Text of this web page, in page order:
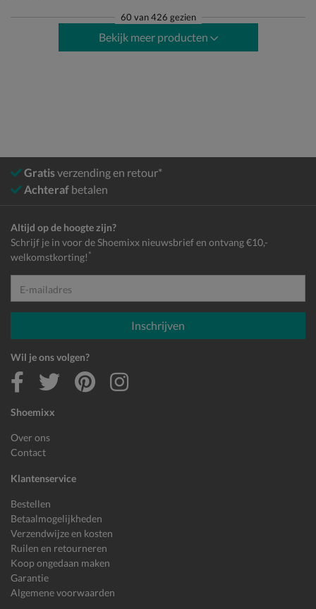
60 van426 gezien
Bekijk meer producten
Gratisverzending en retour*
Achteraf betalen
Shoemixx
Over ons
Contact
Klantenservice
Bestellen
Betaalmogelijkheden
Verzendwijze en kosten
Ruilen en retourneren
Koop ongedaan maken
Garantie
Algemene voorwaarden
Altijd op de hoogte zijn?
Schrijf je in voor de Shoemixx nieuwsbrief en ontvang €10,-
welkomstkorting! *
E-mailadres
Inschrijven
Wil je ons volgen?